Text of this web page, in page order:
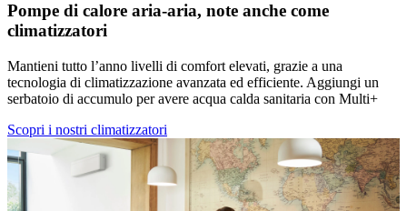
Pompe di calore aria-aria, note anche come
climatizzatori
Mantieni tutto l’anno livelli di comfort elevati, grazie a una
tecnologia di climatizzazione avanzata ed efficiente. Aggiungi un
serbatoio di accumulo per avere acqua calda sanitaria con Multi+
Scopri i nostri climatizzatori